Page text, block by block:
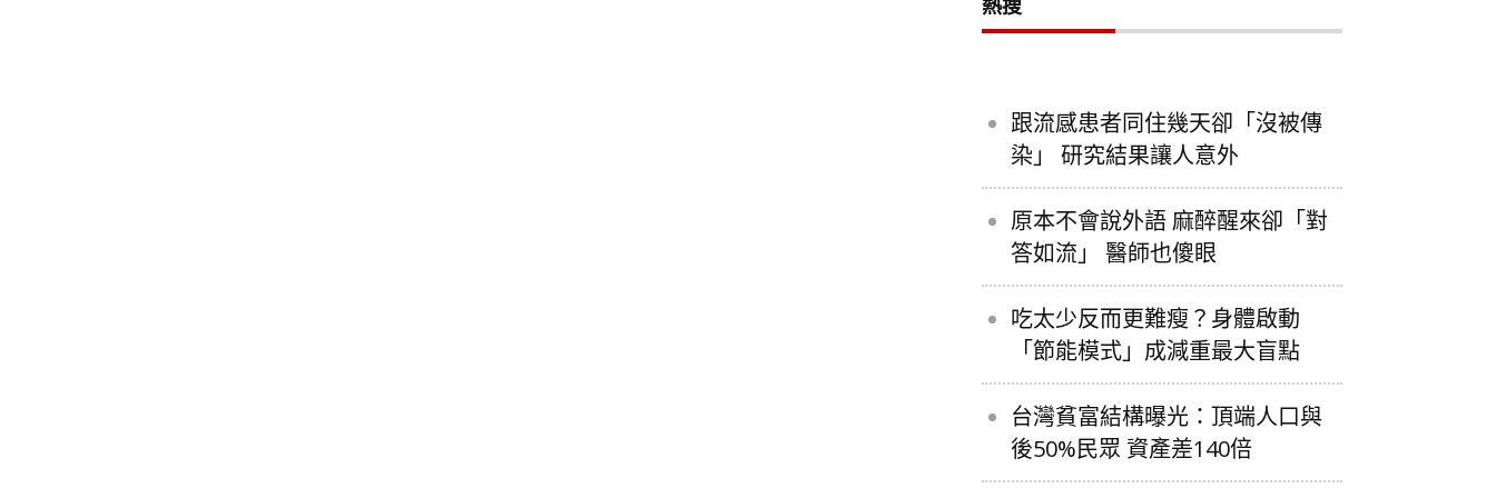
熱搜
跟流感患者同住幾天卻「沒被傳
染」 研究結果讓人意外
原本不會說外語 麻醉醒來卻「對
答如流」 醫師也傻眼
吃太少反而更難瘦？身體啟動
「節能模式」成減重最大盲點
台灣貧富結構曝光：頂端人口與
後50%民眾 資產差140倍